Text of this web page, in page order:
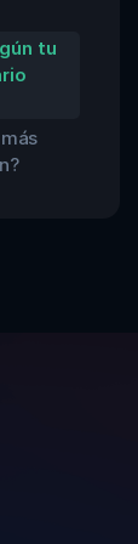
tu